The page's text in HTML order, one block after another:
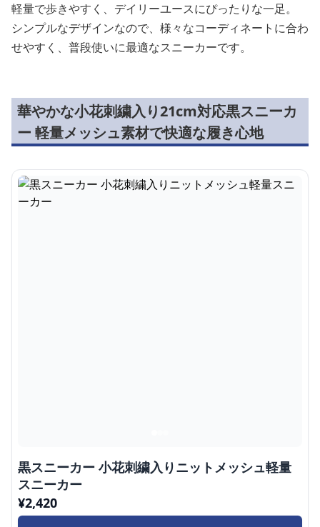
軽量で歩きやすく、デイリーユースにぴったりな一足。
シンプルなデザインなので、様々なコーディネートに合わ
せやすく、普段使いに最適なスニーカーです。
華やかな小花刺繍入り21cm対応黒スニーカ
ー 軽量メッシュ素材で快適な履き心地
黒スニーカー 小花刺繍入りニットメッシュ軽量
スニーカー
¥2,420